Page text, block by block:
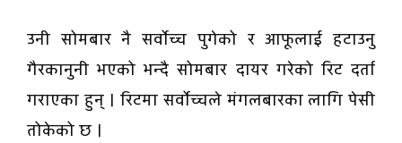
उनी सोमबार नै सर्वोच्च पुगेको र आफूलाई हटाउनु
गैरकानुनी भएको भन्दै सोमबार दायर गरेको रिट दर्ता
गराएका हुन् । रिटमा सर्वोच्चले मंगलबारका लागि पेसी
तोकेको छ ।